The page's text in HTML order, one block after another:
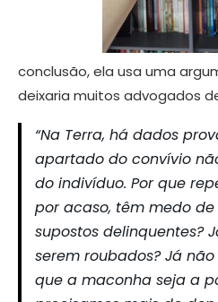
conclusão, ela usa uma
deixaria muitos advogados
“Na Terra, há dados
apartado do convívio
do indivíduo. Por que
por acaso, têm medo
supostos delinquentes?
serem roubados? Já
que a maconha seja a